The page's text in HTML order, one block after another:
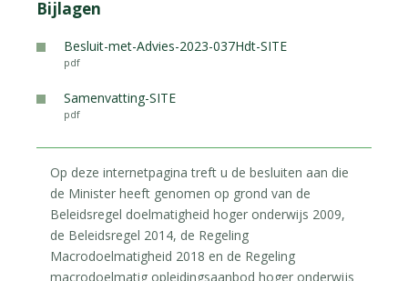
Bijlagen
Besluit-met-Advies-2023-037Hdt-SITE
pdf
Samenvatting-SITE
pdf
Op deze internetpagina treft u de besluiten aan die
de Minister heeft genomen op grond van de
Beleidsregel doelmatigheid hoger onderwijs 2009,
de Beleidsregel 2014, de Regeling
Macrodoelmatigheid 2018 en de Regeling
macrodoelmatig opleidingsaanbod hoger onderwijs